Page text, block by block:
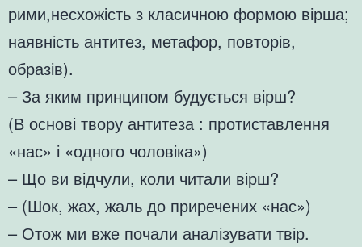
рими,несхожість з класичною формою вірша;
наявність антитез, метафор, повторів,
образів).
– За яким принципом будується вірш?
(В основі твору антитеза : протиставлення
«нас» і «одного чоловіка»)
– Що ви відчули, коли читали вірш?
– (Шок, жах, жаль до приречених «нас»)
– Отож ми вже почали аналізувати твір.